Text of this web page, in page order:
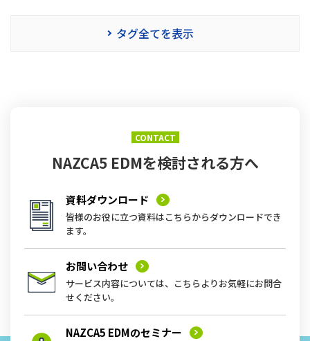
タグ全てを表示
CONTACT
NAZCA5 EDMを検討される方へ
資料ダウンロード
皆様のお役に立つ資料はこちらからダウンロードでき
ます。
お問い合わせ
サービス内容については、こちらよりお気軽にお問合
せください。
NAZCA5 EDMのセミナー